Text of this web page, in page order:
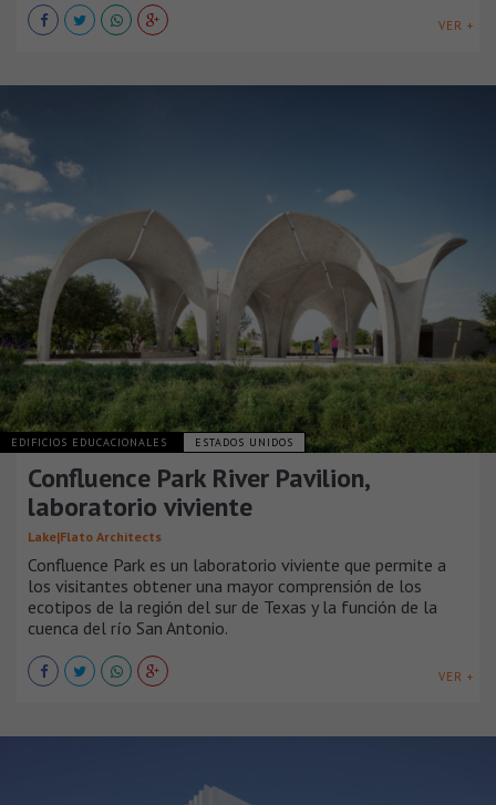
VER +
EDIFICIOS EDUCACIONALES ESTADOS UNIDOS
Confluence Park River Pavilion,
laboratorio viviente
Lake|Flato Architects
Confluence Park es un laboratorio viviente que permite a
los visitantes obtener una mayor comprensión de los
ecotipos de la región del sur de Texas y la función de la
cuenca del río San Antonio.
VER +